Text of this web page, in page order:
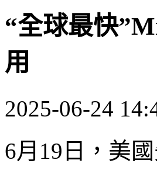
“全球最快
用
2025-06-24
6月19日，美